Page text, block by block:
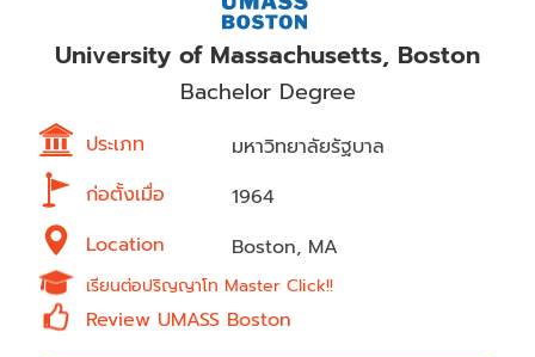
University of Massachusetts, Boston
Bachelor Degree
ประเภท
มหาวิทยาลัยรัฐบาล
ก่อตั้งเมื่อ
1964
Location
Boston, MA
เรียนต่อปริญญาโท Master Click!!
Review UMASS Boston